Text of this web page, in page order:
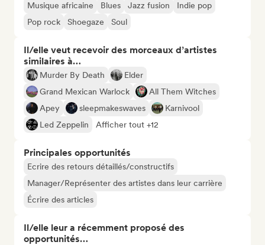
Musique africaine Blues Jazz fusion
Indie pop
Pop rock
Shoegaze Soul
Il/elle veut recevoir des morceaux d’artistes
similaires à…
Murder By Death
Elder
Grand Mexican Warlock
All Them Witches
Apey
sleepmakeswaves
Karnivool
Led Zeppelin
Afficher tout +12
Principales opportunités
Ecrire des retours détaillés/constructifs
Manager/Représenter des artistes dans leur carrière
Écrire des articles
Il/elle leur a récemment proposé des
opportunités…